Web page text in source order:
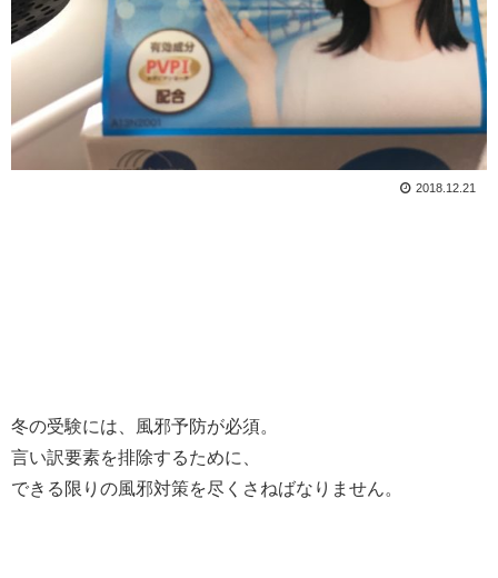
2018.12.21
冬の受験には、風邪予防が必須。
言い訳要素を排除するために、
できる限りの風邪対策を尽くさねばなりません。